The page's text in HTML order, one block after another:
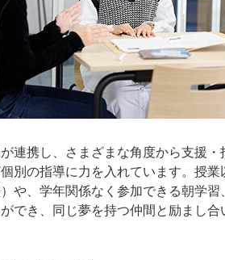
連携し、さまざまな角度から支援
別の指導に力を入れています。授
や、学年関係なく参加できる朝学
でき、同じ夢を持つ仲間と励まし